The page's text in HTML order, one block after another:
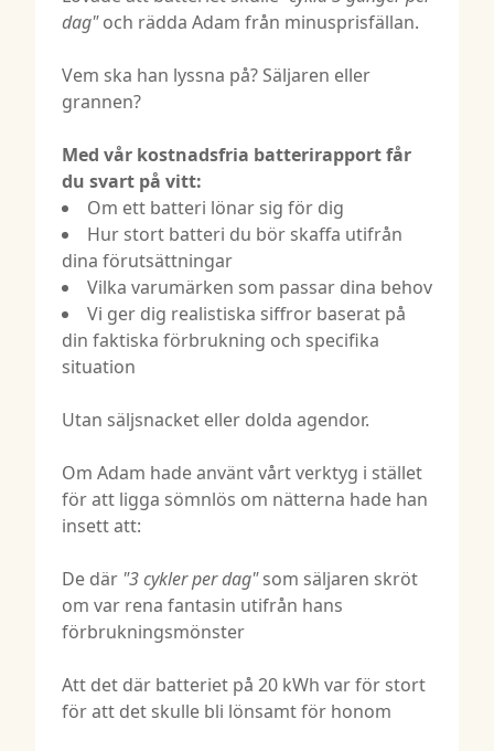
dag"och rädda Adam från minusprisfällan.
Vem ska han lyssna på? Säljaren eller
grannen?
Med vår kostnadsfria batterirapport får
du svart på vitt:
Om ett batteri lönar sig för dig
Hur stort batteri du bör skaffa utifrån
dina förutsättningar
Vilka varumärken som passar dina behov
Vi ger dig realistiska siffror baserat på
din faktiska förbrukning och specifika
situation
Utan säljsnacket eller dolda agendor.
Om Adam hade använt vårt verktyg i stället
för att ligga sömnlös om nätterna hade han
insett att:
De där "3 cykler per dag"som säljaren skröt
om var rena fantasin utifrån hans
förbrukningsmönster
Att det där batteriet på 20 kWh var för stort
för att det skulle bli lönsamt för honom